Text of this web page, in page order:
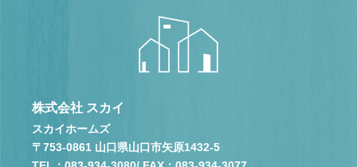
株式会社 スカイ
スカイホームズ
〒753-0861 山口県山口市矢原1432-5